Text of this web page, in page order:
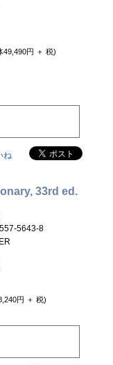
49,490円 ＋ 税)
ね
33rd ed.
5643-8
円 ＋ 税)